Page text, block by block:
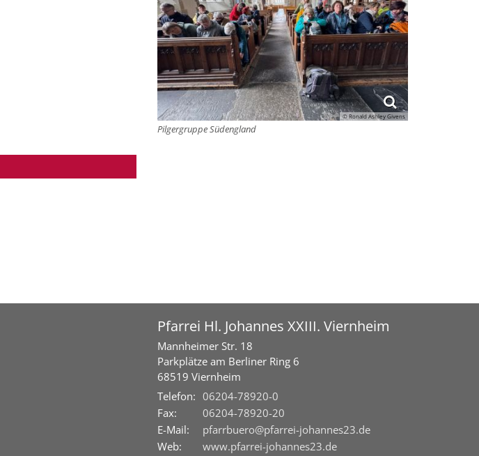
© Ronald Ashley Givens
Pilgergruppe Südengland
Pfarrei Hl. Johannes XXIII. Viernheim
Mannheimer Str. 18
Parkplätze am Berliner Ring 6
68519 Viernheim
Telefon: 06204-78920-0
Fax:
06204-78920-20
E-Mail:
pfarrbuero@pfarrei-johannes23.de
Web:
www.pfarrei-johannes23.de